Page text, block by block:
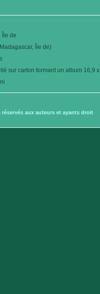
Île de
Île de)
sur carton formant un album 16,9
aux auteurs et ayants droit